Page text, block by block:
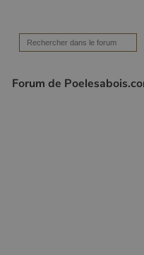
Forum de